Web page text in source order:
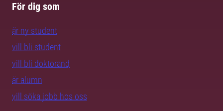
För dig som
är ny student
vill bli student
vill bli doktorand
är alumn
vill söka jobb hos oss